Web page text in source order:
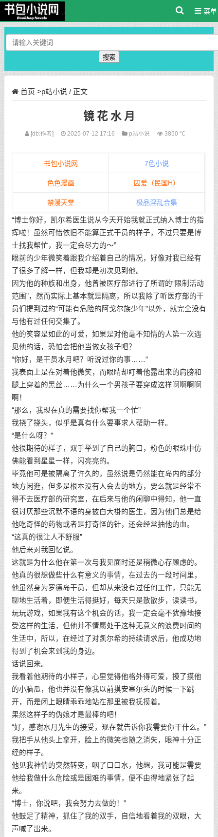
菜单
搜索
首页 >p站小说 / 正文
镜 花 水 月
[db:作者] 2025-07-12 17:16 p站小说 3850 ℃
书包小说网 7色小说
色色漫画 囚爱（民国H）
禁漫天堂 极品淫乱合集
“博士你好，凯尔希医生说从今天开始我就正式纳入博士的指
挥啦！虽然可惜依旧不能算正式干员的样子，不过只要是博
士找我帮忙，我一定会尽力的～”
眼前的少年微笑着跟我介绍着自己的情况，好像对我已经有
了很多了解一样，但我却是初次见到他。
因为他的种族和出身，他曾被医疗部进行了所谓的“限制活动
范围”，然而实际上基本就是隔离，所以我除了听医疗部的干
员们提到过的“可能有危险的阿戈尔族少年”以外，就完全没有
与他有过任何交集了。
他的笑容是如此的可爱，如果是对他毫不知情的人第一次遇
见他的话，恐怕会把他当做女孩子吧？
“你好，是干员水月吧？听说过你的事……”
我表面上是在对着他微笑，而眼睛却盯着他露出来的肩膀和
腿上穿着的黑丝……为什么一个男孩子要穿成这样啊啊啊啊
啊！
“那么，我现在真的需要找你帮我一个忙”
我挠了挠头，似乎是真有什么要事求人帮助一样。
“是什么呀？”
他很期待的样子，双手举到了自己的胸口，粉色的眼珠中仿
佛能看到星星一样，闪亮亮的。
毕竟他可是被隔离了许久的，虽然说是仍然能在岛内的部分
地方闲逛，但多是根本没有人会去的地方，要么就是经常不
得不去医疗部的研究室，在后来与他的闲聊中得知，他一直
很讨厌那些沉默不语的身披白大褂的医生，因为他们总是给
他吃奇怪的药物或者是打奇怪的针，还会经常抽他的血。
“这真的很让人不舒服”
他后来对我回忆说。
这就是为什么他在第一次与我见面时还是稍微心存顾虑的。
他真的很想做些什么有意义的事情，在过去的一段时间里，
他虽然身为罗德岛干员，但却从来没有过任何工作，只能无
聊地生活着，即便生活得挺好，每天只是散散步，读读书，
玩玩游戏，如果我有这个机会的话，我一定会毫不犹豫地接
受这样的生活，但他并不情愿处于这种无意义的浪费时间的
生活中，所以，在经过了对凯尔希的持续请求后，他成功地
得到了机会来到我的身边。
话说回来。
我看着他期待的小样子，心里觉得他格外得可爱，摸了摸他
的小脑瓜，他也并没有像我以前摸安塞尔头的时候一下跳
开，而是闭上眼睛乖乖地站在那里被我抚摸着。
果然这样子的伪娘才是最棒的吧！
“好，感谢水月先生的接受，现在就告诉你我需要你干什么。”
我把手从他头上拿开，脸上的微笑也随之消失，眼神十分正
经的样子。
他见我神情的突然转变，咽了口口水，他想，我可能是需要
他给我做什么危险或是困难的事情，便不由得地紧张了起
来。
“博士，你说吧，我会努力去做的！”
他鼓足了精神，抓住了我的双手，自信地看着我的双眼，大
声喊了出来。